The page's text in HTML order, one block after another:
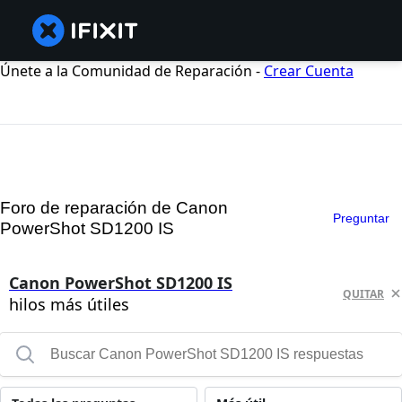
Únete a la Comunidad de Reparación - Crear Cuenta
Foro de reparación de Canon
PowerShot SD1200 IS
Preguntar
Canon PowerShot SD1200 IS
hilos más útiles
QUITAR